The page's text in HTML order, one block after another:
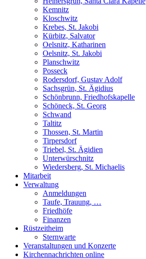
Kemnitz
Kloschwitz
Krebes, St. Jakobi
Kürbitz, Salvator
Oelsnitz, Katharinen
Oelsnitz, St. Jakobi
Planschwitz
Posseck
Rodersdorf, Gustav Adolf
Sachsgrün, St. Ägidius
Schönbrunn, Friedhofskapelle
Schöneck, St. Georg
Schwand
Taltitz
Thossen, St. Martin
Tirpersdorf
Triebel, St. Ägidien
Unterwürschnitz
Wiedersberg, St. Michaelis
Mitarbeit
Verwaltung
Anmeldungen
Taufe, Trauung, …
Friedhöfe
Finanzen
Rüstzeitheim
Sternwarte
Veranstaltungen und Konzerte
Kirchennachrichten online